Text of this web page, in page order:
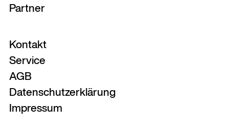
Partner
Kontakt
Service
AGB
Datenschutzerklärung
Impressum